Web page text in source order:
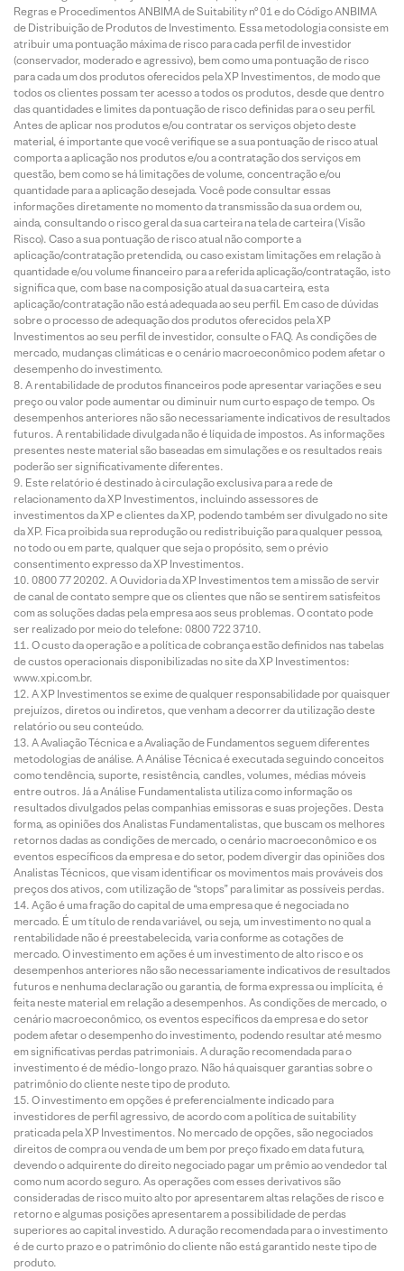
Regras e Procedimentos ANBIMA de Suitability nº 01 e do Código ANBIMA
de Distribuição de Produtos de Investimento. Essa metodologia consiste em
atribuir uma pontuação máxima de risco para cada perfil de investidor
(conservador, moderado e agressivo), bem como uma pontuação de risco
para cada um dos produtos oferecidos pela XP Investimentos, de modo que
todos os clientes possam ter acesso a todos os produtos, desde que dentro
das quantidades e limites da pontuação de risco definidas para o seu perfil.
Antes de aplicar nos produtos e/ou contratar os serviços objeto deste
material, é importante que você verifique se a sua pontuação de risco atual
comporta a aplicação nos produtos e/ou a contratação dos serviços em
questão, bem como se há limitações de volume, concentração e/ou
quantidade para a aplicação desejada. Você pode consultar essas
informações diretamente no momento da transmissão da sua ordem ou,
ainda, consultando o risco geral da sua carteira na tela de carteira (Visão
Risco). Caso a sua pontuação de risco atual não comporte a
aplicação/contratação pretendida, ou caso existam limitações em relação à
quantidade e/ou volume financeiro para a referida aplicação/contratação, isto
significa que, com base na composição atual da sua carteira, esta
aplicação/contratação não está adequada ao seu perfil. Em caso de dúvidas
sobre o processo de adequação dos produtos oferecidos pela XP
Investimentos ao seu perfil de investidor, consulte o FAQ. As condições de
mercado, mudanças climáticas e o cenário macroeconômico podem afetar o
desempenho do investimento.
A rentabilidade de produtos financeiros pode apresentar variações e seu
preço ou valor pode aumentar ou diminuir num curto espaço de tempo. Os
desempenhos anteriores não são necessariamente indicativos de resultados
futuros. A rentabilidade divulgada não é líquida de impostos. As informações
presentes neste material são baseadas em simulações e os resultados reais
poderão ser significativamente diferentes.
Este relatório é destinado à circulação exclusiva para a rede de
relacionamento da XP Investimentos, incluindo assessores de
investimentos da XP e clientes da XP, podendo também ser divulgado no site
da XP. Fica proibida sua reprodução ou redistribuição para qualquer pessoa,
no todo ou em parte, qualquer que seja o propósito, sem o prévio
consentimento expresso da XP Investimentos.
0800 77 20202. A Ouvidoria da XP Investimentos tem a missão de servir
de canal de contato sempre que os clientes que não se sentirem satisfeitos
com as soluções dadas pela empresa aos seus problemas. O contato pode
ser realizado por meio do telefone: 0800 722 3710.
O custo da operação e a política de cobrança estão definidos nas tabelas
de custos operacionais disponibilizadas no site da XP Investimentos:
www.xpi.com.br.
A XP Investimentos se exime de qualquer responsabilidade por quaisquer
prejuízos, diretos ou indiretos, que venham a decorrer da utilização deste
relatório ou seu conteúdo.
A Avaliação Técnica e a Avaliação de Fundamentos seguem diferentes
metodologias de análise. A Análise Técnica é executada seguindo conceitos
como tendência, suporte, resistência, candles, volumes, médias móveis
entre outros. Já a Análise Fundamentalista utiliza como informação os
resultados divulgados pelas companhias emissoras e suas projeções. Desta
forma, as opiniões dos Analistas Fundamentalistas, que buscam os melhores
retornos dadas as condições de mercado, o cenário macroeconômico e os
eventos específicos da empresa e do setor, podem divergir das opiniões dos
Analistas Técnicos, que visam identificar os movimentos mais prováveis dos
preços dos ativos, com utilização de “stops” para limitar as possíveis perdas.
Ação é uma fração do capital de uma empresa que é negociada no
mercado. É um título de renda variável, ou seja, um investimento no qual a
rentabilidade não é preestabelecida, varia conforme as cotações de
mercado. O investimento em ações é um investimento de alto risco e os
desempenhos anteriores não são necessariamente indicativos de resultados
futuros e nenhuma declaração ou garantia, de forma expressa ou implícita, é
feita neste material em relação a desempenhos. As condições de mercado, o
cenário macroeconômico, os eventos específicos da empresa e do setor
podem afetar o desempenho do investimento, podendo resultar até mesmo
em significativas perdas patrimoniais. A duração recomendada para o
investimento é de médio-longo prazo. Não há quaisquer garantias sobre o
patrimônio do cliente neste tipo de produto.
O investimento em opções é preferencialmente indicado para
investidores de perfil agressivo, de acordo com a política de suitability
praticada pela XP Investimentos. No mercado de opções, são negociados
direitos de compra ou venda de um bem por preço fixado em data futura,
devendo o adquirente do direito negociado pagar um prêmio ao vendedor tal
como num acordo seguro. As operações com esses derivativos são
consideradas de risco muito alto por apresentarem altas relações de risco e
retorno e algumas posições apresentarem a possibilidade de perdas
superiores ao capital investido. A duração recomendada para o investimento
é de curto prazo e o patrimônio do cliente não está garantido neste tipo de
produto.